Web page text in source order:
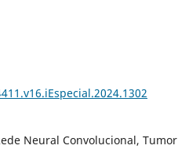
Neural Convolucional, Tumor